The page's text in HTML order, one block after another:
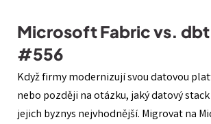
Microsoft Fabric vs.
#556
Když firmy modernizují svou datovou
nebo později na otázku, jaký datový
jejich byznys nejvhodnější. Migrovat na